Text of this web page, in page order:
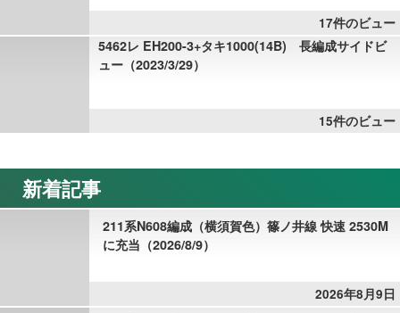
17件のビュー
5462レ EH200-3+タキ1000(14B) 長編成サイドビ
ュー（2023/3/29）
15件のビュー
新着記事
211系N608編成（横須賀色）篠ノ井線 快速 2530M
に充当（2026/8/9）
2026年8月9日